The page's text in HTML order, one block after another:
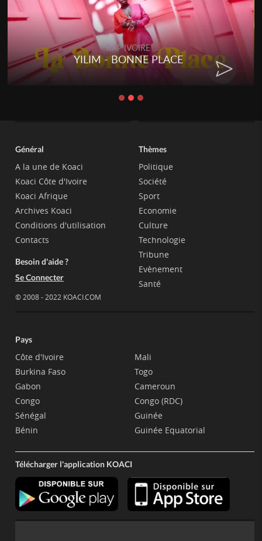
RAP IVOIRE
YILIM - BONNE PLACE
Général
A la une de Koaci
Koaci Côte d'Ivoire
Koaci Afrique
Archives Koaci
Conditions d'utilisation
Contacts
Besoin d'aide ?
Se Connecter
© 2008 - 2022 KOACI.COM
Thèmes
Politique
Société
Sport
Economie
Culture
Technologie
Tribune
Evènement
Santé
Pays
Côte d'Ivoire
Burkina Faso
Gabon
Congo
Sénégal
Bénin
Mali
Togo
Cameroun
Congo (RDC)
Guinée
Guinée Equatorial
Télécharger l'application KOACI